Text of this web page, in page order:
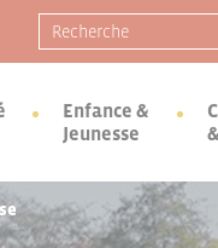
Recherche pour :
Enfance &
Jeunesse